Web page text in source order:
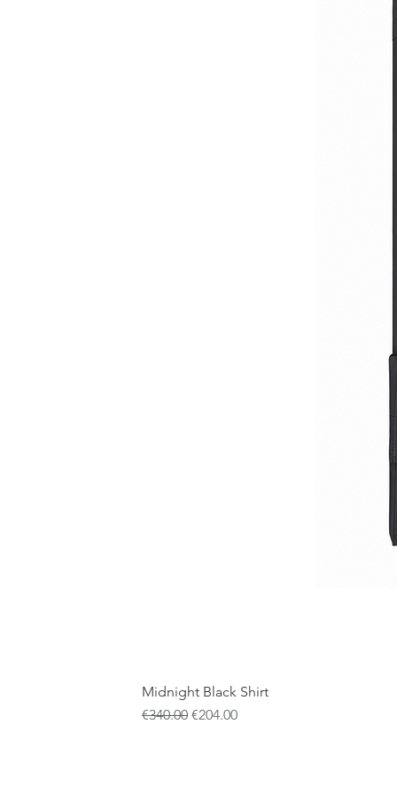
Midnight Black Shirt
通常価格
€340.00 セール価格
€204.00